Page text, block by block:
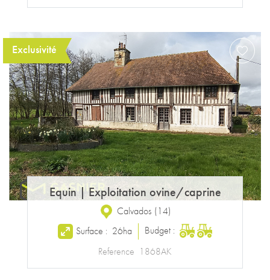
Exclusivité
Equin | Exploitation ovine/caprine
Calvados (14)
Surface : 26ha
Budget :
Reference 1868AK